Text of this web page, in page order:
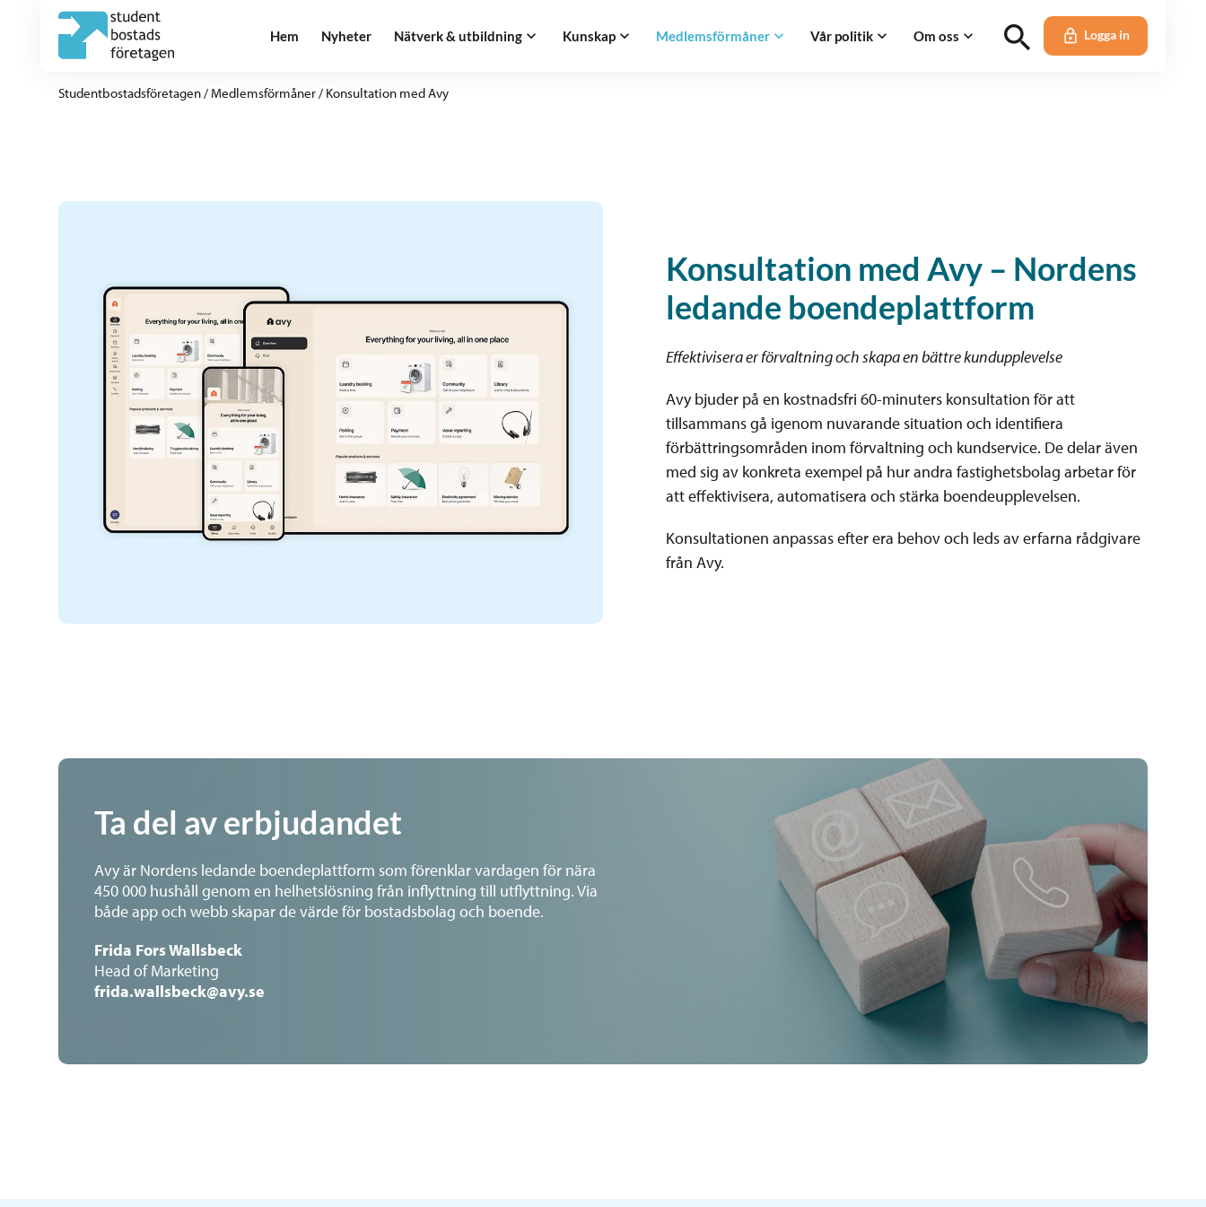
Hem Nyheter Nätverk & utbildning Kunskap Medlemsförmåner Vår politik Om oss Logga in
Studentbostadsföretagen/ Medlemsförmåner/ Konsultation med Avy
Konsultation med Avy – Nordens
ledande boendeplattform
Effektivisera er förvaltning och skapa en bättre kundupplevelse
Avy bjuder på en kostnadsfri 60-minuters konsultation för att
tillsammans gå igenom nuvarande situation och identifiera
förbättringsområden inom förvaltning och kundservice. De delar även
med sig av konkreta exempel på hur andra fastighetsbolag arbetar för
att effektivisera, automatisera och stärka boendeupplevelsen.
Konsultationen anpassas efter era behov och leds av erfarna rådgivare
från Avy.
Ta del av erbjudandet
Avy är Nordens ledande boendeplattform som förenklar vardagen för nära
450 000 hushåll genom en helhetslösning från inflyttning till utflyttning. Via
både app och webb skapar de värde för bostadsbolag och boende.
Frida Fors Wallsbeck
Head of Marketing
frida.wallsbeck@avy.se